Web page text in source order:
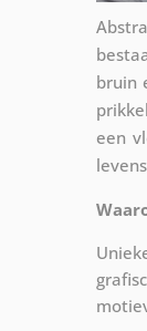
bruin
een